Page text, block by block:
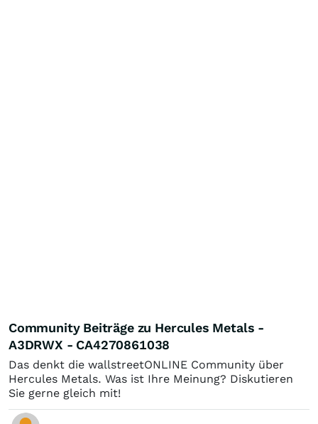
Community Beiträge zu Hercules Metals -
A3DRWX - CA4270861038
Das denkt die wallstreetONLINE Community über
Hercules Metals. Was ist Ihre Meinung? Diskutieren
Sie gerne gleich mit!